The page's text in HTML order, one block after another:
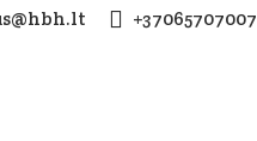
+37065707007